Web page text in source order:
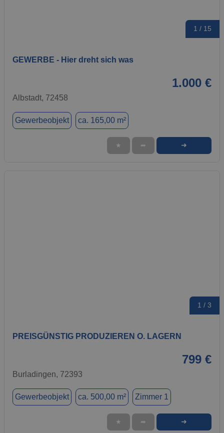
1 / 15
GEWERBE - Hier dreht sich was
1.000 €
Albstadt, 72458
Gewerbeobjekt ca. 165,00 m²
★ ➦ ➜
1 / 3
PREISGÜNSTIG PRODUZIEREN O. LAGERN
799 €
Burladingen, 72393
Gewerbeobjekt ca. 500,00 m² Zimmer 1
★ ➦ ➜